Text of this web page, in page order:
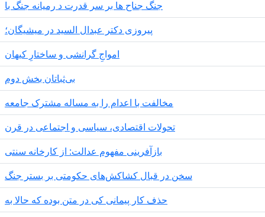
جنگ جناح ها بر سر قدرت د رمیانە جنگ با
پیروزی دکتر عبدال السید در میشیگان؛
‌امواجِ گرانشی و ساختارِ کیهان
بی‌ثباتان بخش دوم
مخالفت با اعدام را به مساله مشترک جامعه
تحولات اقتصادی، سیاسی و اجتماعی در قرن
بازآفرینی مفهوم عدالت: از کارخانه سنتی
سخن در قبال کشاکش‌های حکومتی بر بستر جنگ
حذف کار پیمانی کی در متن بودە کە حالا بە